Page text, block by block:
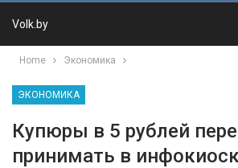
Volk.by
Home Экономика
ЭКОНОМИКА
Купюры в 5 рублей
принимать в